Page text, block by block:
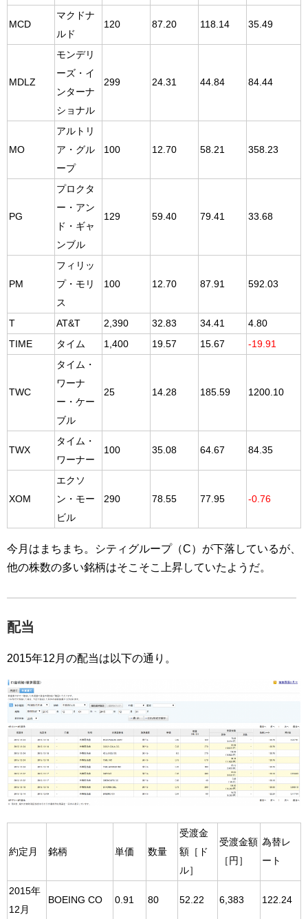
MCD
マクドナ
ルド
120 87.20 118.14 35.49
MDLZ
モンデリ
ーズ・イ
ンターナ
ショナル
299 24.31 44.84 84.44
MO
アルトリ
ア・グル
ープ
100 12.70 58.21 358.23
PG
プロクタ
ー・アン
ド・ギャ
ンブル
129 59.40 79.41 33.68
PM
フィリッ
プ・モリ
ス
100 12.70 87.91 592.03
T AT&T 2,390 32.83 34.41
4.80
TIME
タイム 1,400 19.57 15.67 -19.91
TWC
タイム・
ワーナ
ー・ケー
ブル
25 14.28 185.59 1200.10
TWX
タイム・
ワーナー
100 35.08 64.67 84.35
XOM
エクソ
ン・モー
ビル
290 78.55 77.95 -0.76
今月はまちまち。シティグループ（C）が下落しているが、
他の株数の多い銘柄はそこそこ上昇していたようだ。
配当
2015年12月の配当は以下の通り。
約定月 銘柄 単価 数量
受渡金
額［ド
ル］
受渡金額
［円］
為替レ
ート
2015年
12月
BOEING CO 0.91 80 52.22 6,383 122.24